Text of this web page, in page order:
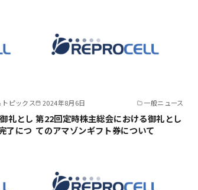
トピックス
礼とし
了につ
2024年8月6日 一般ニュース
第22回定時株主総会における御礼とし
てのアマゾンギフト券について